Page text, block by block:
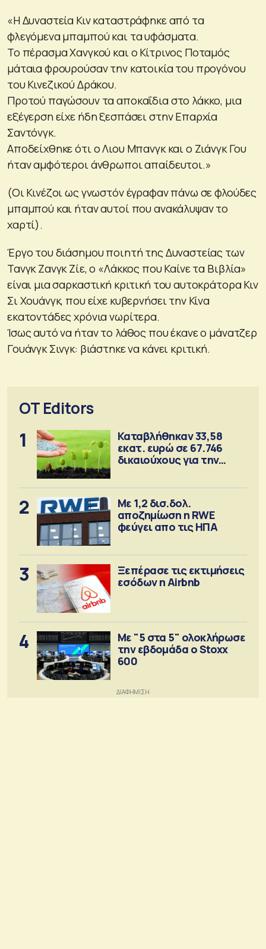
«Η Δυναστεία Κιν καταστράφηκε από τα
φλεγόμενα μπαμπού και τα υφάσματα.
Το πέρασμα Χανγκού και ο Κίτρινος Ποταμός
μάταια φρουρούσαν την κατοικία του προγόνου
του Κινεζικού Δράκου.
Προτού παγώσουν τα αποκαΐδια στο λάκκο, μια
εξέγερση είχε ήδη ξεσπάσει στην Επαρχία
Σαντόνγκ.
Αποδείχθηκε ότι ο Λιου Μπανγκ και ο Ζιάνγκ Γου
ήταν αμφότεροι άνθρωποι απαίδευτοι.»
(Οι Κινέζοι ως γνωστόν έγραφαν πάνω σε φλούδες
μπαμπού και ήταν αυτοί που ανακάλυψαν το
χαρτί).
Έργο του διάσημου ποιητή της Δυναστείας των
Τανγκ Ζανγκ Ζίε, ο «Λάκκος που Καίνε τα Βιβλία»
είναι μια σαρκαστική κριτική του αυτοκράτορα Κιν
Σι Χουάνγκ, που είχε κυβερνήσει την Κίνα
εκατοντάδες χρόνια νωρίτερα.
Ίσως αυτό να ήταν το λάθος που έκανε ο μάνατζερ
Γουάνγκ Σινγκ: βιάστηκε να κάνει κριτική.
OT Editors
1
Καταβλήθηκαν 33,58
εκατ. ευρώ σε 67.746
δικαιούχους για την
2
Με 1,2 δισ.δολ.
αποζημίωση η RWE
φεύγει απο τις ΗΠΑ
3
Ξεπέρασε τις εκτιμήσεις
εσόδων η Airbnb
4
Με "5 στα 5" ολοκλήρωσε
την εβδομάδα ο Stoxx
600